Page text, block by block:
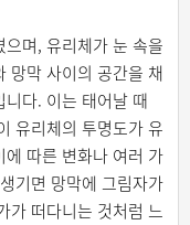
며, 유리체가 눈 속을
망막 사이의 공간을 채
다. 이는 태어날 때
유리체의 투명도가 유
따른 변화나 여러 가
기면 망막에 그림자가
가 떠다니는 것처럼 느